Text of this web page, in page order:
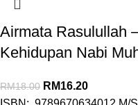
Airmata Rasulullah
Kehidupan Nabi
RM18.00 RM16.20